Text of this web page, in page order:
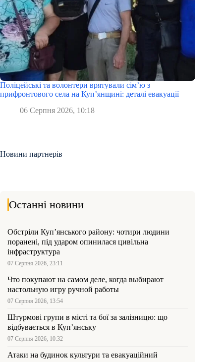
Поліцейські та волонтери врятували сім’ю з
прифронтового села на Куп’янщині: деталі евакуації
06 Серпня 2026, 10:18
Новини партнерів
Останні новини
Обстріли Куп’янського району: чотири людини
поранені, під ударом опинилася цивільна
інфраструктура
07 Серпня 2026, 23:11
Что покупают на самом деле, когда выбирают
настольную игру ручной работы
07 Серпня 2026, 13:54
Штурмові групи в місті та бої за залізницю: що
відбувається в Куп’янську
07 Серпня 2026, 10:32
Атаки на будинок культури та евакуаційний